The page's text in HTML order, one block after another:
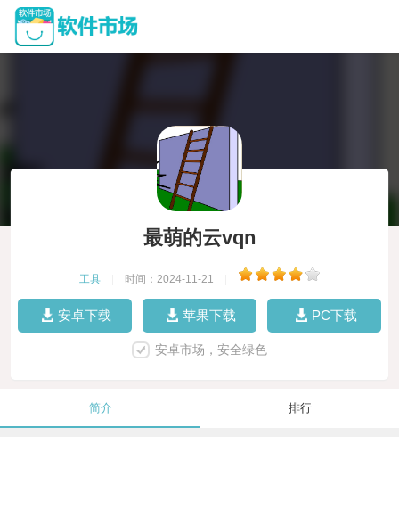
最萌的云vqn
工具 时间：2024-11-21
安卓下载 苹果下载 PC下载
安卓市场，安全绿色
简介 排行